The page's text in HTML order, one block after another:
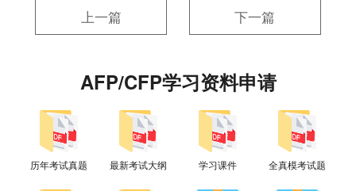
上一篇 下一篇
AFP/CFP学习资料申请
历年考试真题 最新考试大纲 学习课件 全真模考试题